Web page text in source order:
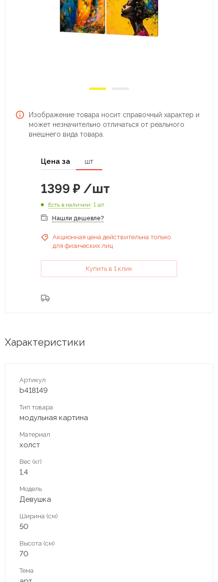
Изображение товара носит справочный характер и
может незначительно отличаться от реального
внешнего вида товара.
Цена за шт
1399 ₽ /шт
Есть в наличии: 1 шт
Нашли дешевле?
Акционная цена действительна только
для физических лиц
Купить в 1 клик
Характеристики
Артикул
b418149
Тип товара
модульная картина
Материал
холст
Вес (кг)
1,4
Модель
Девушка
Ширина (см)
50
Высота (см)
70
Тема